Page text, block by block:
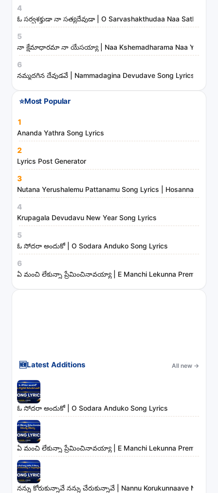
r
t
t
s
d
m
i
s
t
r
i
e
s
4
ఓ సర్వశక్తుడా నా సత్యదేవుడా | O Sarvashakthudaa Naa
5
నా క్షేమాధారమా నా యేసయ్యా | Naa Kshemadharama Naa Yesayya
6
నమ్మదగిన దేవుడవే | Nammadagina Devudave Song Lyrics
⭐Most Popular
1
Ananda Yathra Song Lyrics
2
Lyrics Post Generator
3
Nutana Yerushalemu Pattanamu Song Lyrics | Hosanna
4
Krupagala Devudavu New Year Song Lyrics
5
ఓ సోదరా అందుకో | O Sodara Anduko Song Lyrics
6
ఏ మంచి లేకున్నా ప్రేమించినావయ్యా | E Manchi Lekunna
🆕Latest Additions All new →
ఓ సోదరా అందుకో | O Sodara Anduko Song Lyrics
ఏ మంచి లేకున్నా ప్రేమించినావయ్యా | E Manchi Lekunna
నన్ను కోరుకున్నావే నన్ను చేరుకున్నావే | Nannu Korukunnaave Nannu